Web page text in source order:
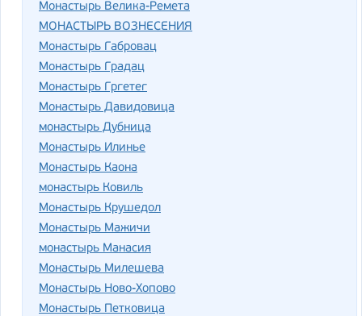
Монастырь Велика-Ремета
МОНАСТЫРЬ ВОЗНЕСЕНИЯ
Монастырь Габровац
Монастырь Градац
Монастырь Гргетег
Монастырь Давидовица
монастырь Дубница
Монастырь Илинье
Монастырь Каона
монастырь Ковиль
Монастырь Крушедол
Монастырь Мажичи
монастырь Манасия
Монастырь Милешева
Монастырь Ново-Хопово
Монастырь Петковица